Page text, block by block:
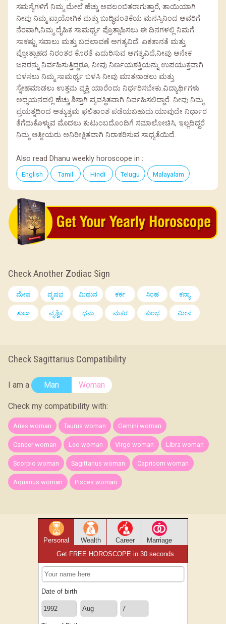
ಸಮಸ್ಯೆಗಳಿಗೆ ನಿಮ್ಮ ಮೇಲೆ ಹೆಚ್ಚು ಅವಲಂಬಿತರಾಗುತ್ತಾರೆ, ತಾಯಿಯಾಗಿ
ನೀವು ನಿಮ್ಮ ಪ್ರಾಯೋಗಿಕ ಮತ್ತು ಬುದ್ಧಿವಂತಿಕೆಯ ಮನಸ್ಸಿನಿಂದ ಅವರಿಗೆ
ನೆರವಾಗಿ,ನಿಮ್ಮ ದೈಹಿಕ ಸಾಮರ್ಥ್ಯ ಪ್ರೊತ್ಸಾಹಿಸಲು ಈ ದಿನಗಳಲ್ಲಿ ನಿಮಗೆ
ಸಾಕಷ್ಟು ಸವಾಲು ಮತ್ತು ಬದಲಾವಣೆ ಅಗತ್ಯವಿದೆ. ಏಕತಾನತೆ ಮತ್ತು
ಪ್ರೋತ್ಸಾಹದ ನಿರಂತರ ಕೊರತೆ ಎದುರಿಸುವ ಅಗತ್ಯವಿದೆ,ನೀವು ಅನೇಕ
ಜನರನ್ನು ನಿರ್ವಹಿಸುತ್ತಿದ್ದರೂ, ನೀವು ನಿರ್ಣಯಶಕ್ತಿಯನ್ನು ಉಪಯುಕ್ತವಾಗಿ
ಬಳಸಲು ನಿಮ್ಮ ಸಾಮರ್ಥ್ಯ ಬಳಸಿ ನೀವು ಮಾತನಾಡಲು ಮತ್ತು
ಸ್ನೇಹಮಾಡಲು ಉತ್ತಮ ವ್ಯಕ್ತಿ ಯಾರೆಂದು ನಿರ್ಧರಿಸಬೇಕು.ವಿದ್ಯಾರ್ಥಿಗಳು
ಅಧ್ಯಯನದಲ್ಲಿ ಹೆಚ್ಚು ಶಿಸ್ತಾಗಿ ವ್ಯವಸ್ಥಿತವಾಗಿ ನಿರ್ವಹಿಸಲಿದ್ದಾರೆ. ನೀವು ನಿಮ್ಮ
ಪ್ರಯತ್ನದಿಂದ ಅತ್ಯುತ್ತಮ ಫಲಿತಾಂಶ ಪಡೆಯಬಹುದು.ಯಾವುದೇ ನಿರ್ಧಾರ
ತೆಗೆದುಕೊಳ್ಳುವ ಮೊದಲು ಕುಟುಂಬದೊಂದಿಗೆ ಸಮಾಲೋಚಿಸಿ, ಇಲ್ಲದಿದ್ದರೆ
ನಿಮ್ಮ ಆತ್ಮೀಯರು ಅನಿರೀಕ್ಷಿತವಾಗಿ ನಿರಾಕರಿಸುವ ಸಾಧ್ಯತೆಯಿದೆ.
Also read Dhanu weekly horoscope in :
English Tamil Hindi Telugu Malayalam
Check Another Zodiac Sign
ಮೇಷ ವೃಷಭ ಮಿಥುನ ಕರ್ಕ ಸಿಂಹ ಕನ್ಯಾ
ತುಲಾ ವೃಶ್ಚಿಕ ಧನು ಮಕರ ಕುಂಭ ಮೀನ
Check Sagittarius Compatibility
I am a Man Woman
Check my compatibility with:
Aries woman Taurus woman Gemini woman
Cancer woman Leo woman Virgo woman Libra woman
Scorpio woman Sagittarius woman Capricorn woman
Aquarius woman Pisces woman
Personal Wealth Career Marriage
Get FREE HOROSCOPE in 30 seconds
Date of birth